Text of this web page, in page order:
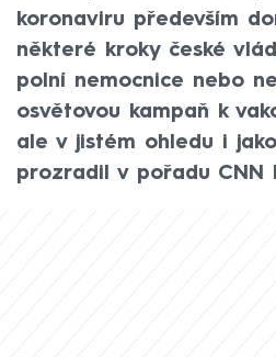
koronaviru především
některé kroky české
polní nemocnice nebo
osvětovou kampaň k
ale v jistém ohledu i
prozradil v pořadu CNN